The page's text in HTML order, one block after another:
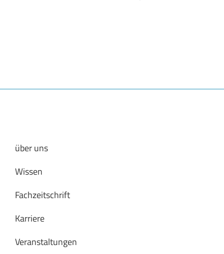
über uns
Wissen
Fachzeitschrift
Karriere
Veranstaltungen